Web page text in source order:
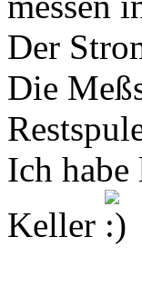
Der
Die
Ich habe
Keller